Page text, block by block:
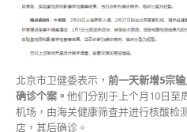
北京市卫健委表示， 前一天新增5宗输
确诊个案。 他们分别于上个月10日至
机场，由海关健康筛查并进行核酸检
店，其后确诊。